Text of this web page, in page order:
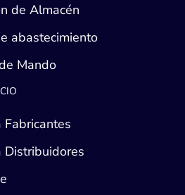
de Almacén
abastecimiento
Mando
Fabricantes
Distribuidores